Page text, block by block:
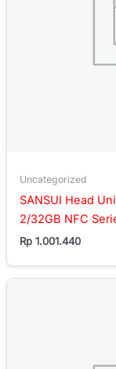
Uncategorized
SANSUI Head
2/32GB NFC
Rp 1.001.440